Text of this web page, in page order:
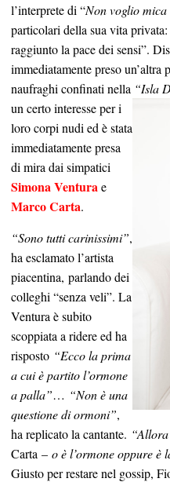
l’interprete di “Non voglio
particolari della sua vita
raggiunto la pace dei sensi”.
immediatamente preso
naufraghi confinati nella “Isla
un certointeresse per i
loro corpi nudi ed è stata
immediatamente presa
di mira dai simpatici
Simona Ventura e
Marco Carta.
“Sono tutti carinissimi”,
ha esclamato l’artista
piacentina, parlando dei
colleghi “senza veli”. La
Ventura è subito
scoppiata a ridere ed ha
risposto “Ecco la prima
a cui è partito l’ormone
a palla”… “Non è una
questione di ormoni”,
ha replicato la cantante.
Carta – o è l’ormone oppure è
Giusto per restare nel gossip,